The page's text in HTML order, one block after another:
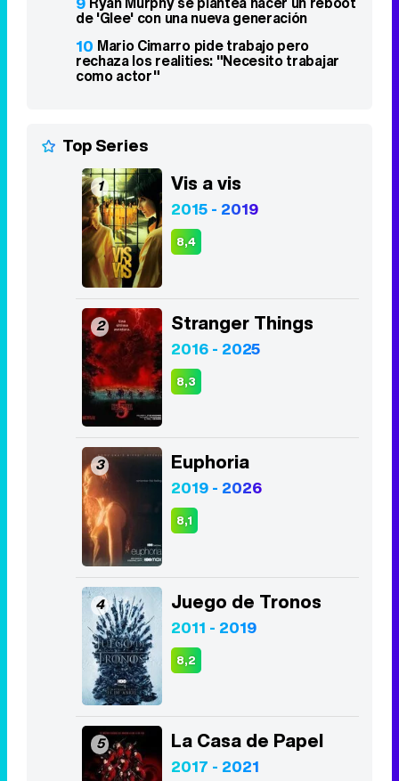
de 'Glee' con una nueva generación
10 Mario Cimarro pide trabajo pero
rechaza los realities: "Necesito trabajar
como actor"
Top Series
1 Vis a vis
2015 - 2019
8,4
2 Stranger Things
2016 - 2025
8,3
3 Euphoria
2019 - 2026
8,1
4 Juego de Tronos
2011 - 2019
8,2
5 La Casa de Papel
2017 - 2021